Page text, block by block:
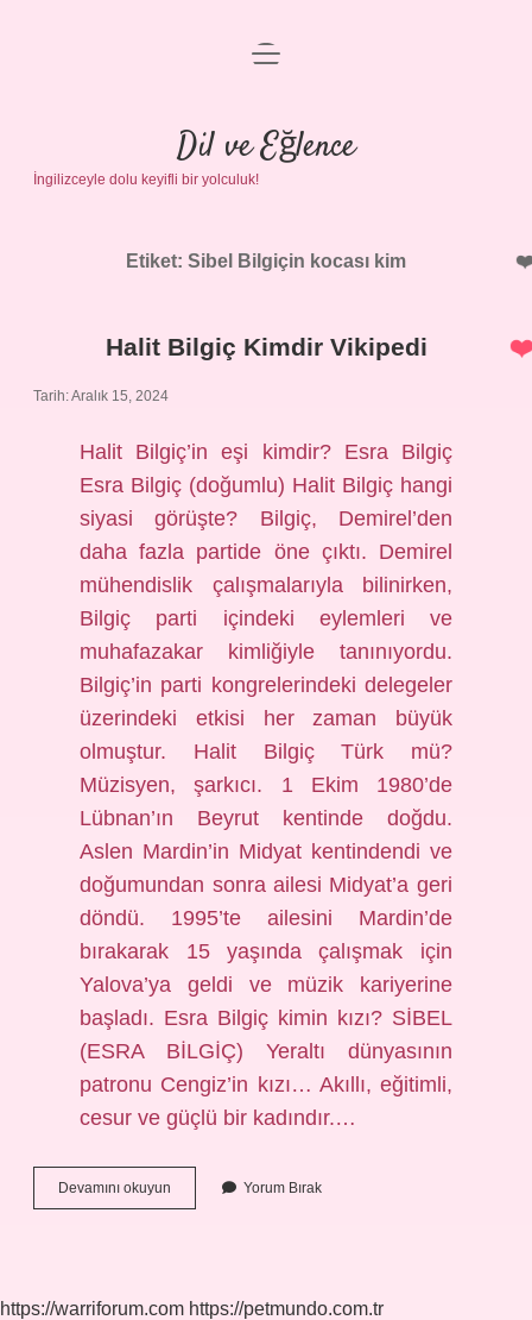
Anasayfa
Gizlilik Politikası
Yasal Uyarı
menüyü
Dil ve Eğlence
İngilizceyle dolu keyifli bir yolculuk!
Etiket: Sibel Bilgiçin kocası kim
Halit Bilgiç Kimdir Vikipedi
Tarih: Aralık 15, 2024
Halit Bilgiç’in eşi kimdir? Esra Bilgiç
Esra Bilgiç (doğumlu) Halit Bilgiç hangi
siyasi görüşte? Bilgiç, Demirel’den
daha fazla partide öne çıktı. Demirel
mühendislik çalışmalarıyla bilinirken,
Bilgiç parti içindeki eylemleri ve
muhafazakar kimliğiyle tanınıyordu.
Bilgiç’in parti kongrelerindeki delegeler
üzerindeki etkisi her zaman büyük
olmuştur. Halit Bilgiç Türk mü?
Müzisyen, şarkıcı. 1 Ekim 1980’de
Lübnan’ın Beyrut kentinde doğdu.
Aslen Mardin’in Midyat kentindendi ve
doğumundan sonra ailesi Midyat’a geri
döndü. 1995’te ailesini Mardin’de
bırakarak 15 yaşında çalışmak için
Yalova’ya geldi ve müzik kariyerine
başladı. Esra Bilgiç kimin kızı? SİBEL
(ESRA BİLGİÇ) Yeraltı dünyasının
patronu Cengiz’in kızı… Akıllı, eğitimli,
cesur ve güçlü bir kadındır.…
Devamını okuyun
Bilgiç
Yorum Bırak
https://warriforum.com https://petmundo.com.tr